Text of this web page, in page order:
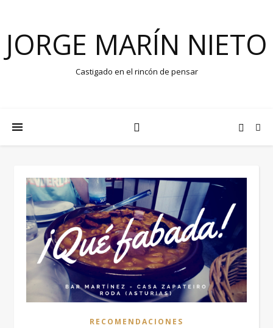
JORGE MARÍN NIETO
Castigado en el rincón de pensar
RECOMENDACIONES